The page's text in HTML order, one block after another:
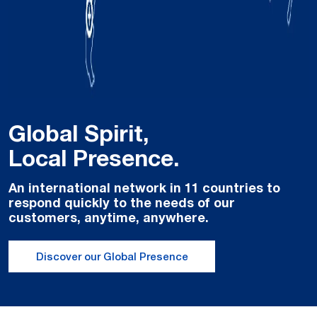
Global Spirit,
Local Presence.
An international network in 11 countries to
respond quickly to the needs of our
customers, anytime, anywhere.
Discover our Global Presence